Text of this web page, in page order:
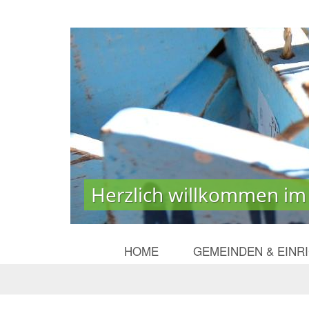
Herzlich willkommen
Herzlich willkommen
HOME GEMEINDEN &